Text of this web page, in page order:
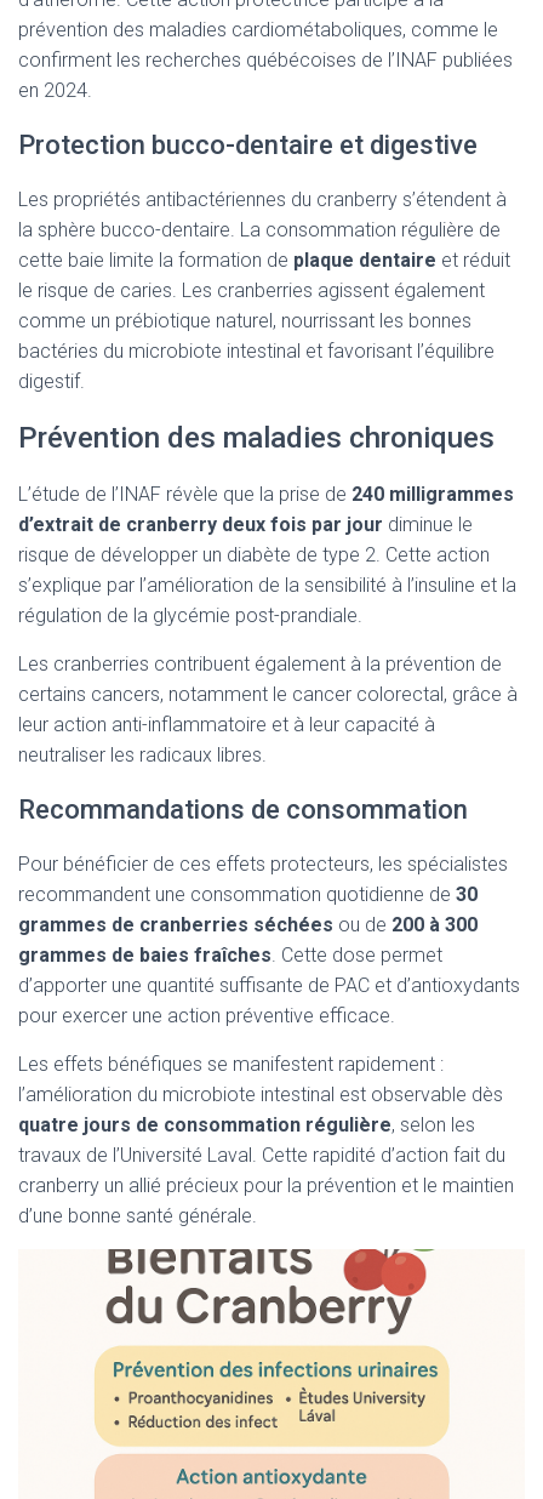
prévention des maladies cardiométaboliques, comme le
confirment les recherches québécoises de l’INAF publiées
en 2024.
Protection bucco-dentaire et digestive
Les propriétés antibactériennes du cranberry s’étendent à
la sphère bucco-dentaire. La consommation régulière de
cette baie limite la formation de plaque dentaire et réduit
le risque de caries. Les cranberries agissent également
comme un prébiotique naturel, nourrissant les bonnes
bactéries du microbiote intestinal et favorisant l’équilibre
digestif.
Prévention des maladies chroniques
L’étude de l’INAF révèle que la prise de 240 milligrammes
d’extrait de cranberry deux fois par jour diminue le
risque de développer un diabète de type 2. Cette action
s’explique par l’amélioration de la sensibilité à l’insuline et la
régulation de la glycémie post-prandiale.
Les cranberries contribuent également à la prévention de
certains cancers, notamment le cancer colorectal, grâce à
leur action anti-inflammatoire et à leur capacité à
neutraliser les radicaux libres.
Recommandations de consommation
Pour bénéficier de ces effets protecteurs, les spécialistes
recommandent une consommation quotidienne de 30
grammes de cranberries séchées ou de 200 à 300
grammes de baies fraîches. Cette dose permet
d’apporter une quantité suffisante de PAC et d’antioxydants
pour exercer une action préventive efficace.
Les effets bénéfiques se manifestent rapidement :
l’amélioration du microbiote intestinal est observable dès
quatre jours de consommation régulière, selon les
travaux de l’Université Laval. Cette rapidité d’action fait du
cranberry un allié précieux pour la prévention et le maintien
d’une bonne santé générale.